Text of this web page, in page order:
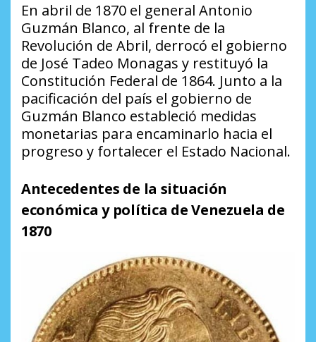
En abril de 1870 el general Antonio
Guzmán Blanco, al frente de la
Revolución de Abril, derrocó el gobierno
de José Tadeo Monagas y restituyó la
Constitución Federal de 1864. Junto a la
pacificación del país el gobierno de
Guzmán Blanco estableció medidas
monetarias para encaminarlo hacia el
progreso y fortalecer el Estado Nacional.
Antecedentes de la situación
económica y política de Venezuela de
1870